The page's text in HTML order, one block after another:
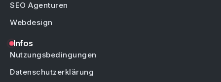
SEO Agenturen
Webdesign
Infos
Nutzungsbedingungen
Datenschutzerklärung